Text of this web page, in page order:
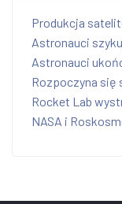
Produkcja
Astronauci
Astronauci
Rozpoczyna się
Rocket Lab
NASA i